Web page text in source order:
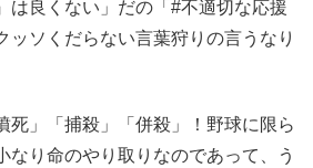
は良くない」だの「#不適切な応援
ッソくだらない言葉狩りの言うなり
死」「捕殺」「併殺」！野球に限ら
なり命のやり取りなのであって、う